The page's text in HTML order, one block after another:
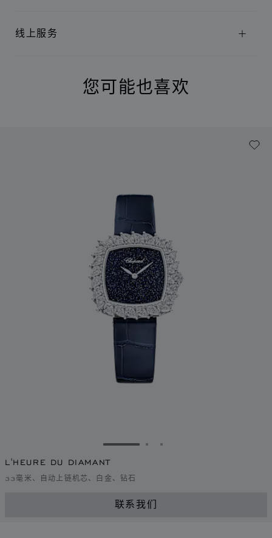
线上服务
您可能也喜欢
转到幻灯片 1转到幻灯片 2
转到幻灯片 3
L'HEURE DU DIAMANT
33毫米、自动上链机芯、白金、钻石
联系我们